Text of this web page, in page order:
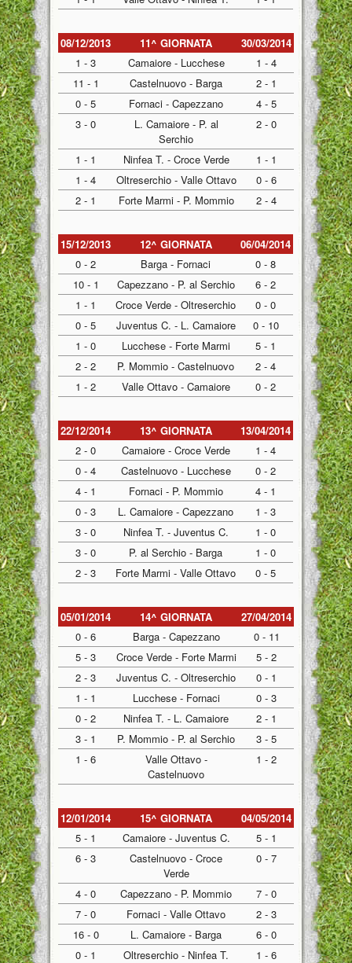
08/12/2013 11^ GIORNATA
30/03/2014
1 - 3
Camaiore - Lucchese
1 - 4
11 - 1
Castelnuovo - Barga
2 - 1
0 - 5
Fornaci - Capezzano
4 - 5
3 - 0
L. Camaiore - P. al
Serchio
2 - 0
1 - 1 Ninfea T. - Croce Verde
1 - 1
1 - 4
Oltreserchio - Valle Ottavo
0 - 6
2 - 1
Forte Marmi - P. Mommio 2 - 4
15/12/2013 12^ GIORNATA
06/04/2014
0 - 2
Barga - Fornaci
0 - 8
10 - 1
Capezzano - P. al Serchio
6 - 2
1 - 1
Croce Verde - Oltreserchio
0 - 0
0 - 5
Juventus C. - L. Camaiore
0 - 10
1 - 0
Lucchese - Forte Marmi
5 - 1
2 - 2
P. Mommio - Castelnuovo
2 - 4
1 - 2
Valle Ottavo - Camaiore 0 - 2
22/12/2014 13^ GIORNATA
13/04/2014
2 - 0
Camaiore - Croce Verde
1 - 4
0 - 4
Castelnuovo - Lucchese
0 - 2
4 - 1
Fornaci - P. Mommio
4 - 1
0 - 3
L. Camaiore - Capezzano
1 - 3
3 - 0
Ninfea T. - Juventus C.
1 - 0
3 - 0
P. al Serchio - Barga
1 - 0
2 - 3
Forte Marmi - Valle Ottavo 0 - 5
05/01/2014 14^ GIORNATA
27/04/2014
0 - 6
Barga - Capezzano
0 - 11
5 - 3
Croce Verde - Forte Marmi
5 - 2
2 - 3
Juventus C. - Oltreserchio
0 - 1
1 - 1
Lucchese - Fornaci
0 - 3
0 - 2
Ninfea T. - L. Camaiore
2 - 1
3 - 1
P. Mommio - P. al Serchio
3 - 5
1 - 6
Valle Ottavo -
Castelnuovo
1 - 2
12/01/2014 15^ GIORNATA
04/05/2014
5 - 1
Camaiore - Juventus C.
5 - 1
6 - 3
Castelnuovo - Croce
Verde
0 - 7
4 - 0 Capezzano - P. Mommio
7 - 0
7 - 0
Fornaci - Valle Ottavo
2 - 3
16 - 0
L. Camaiore - Barga
6 - 0
0 - 1
Oltreserchio - Ninfea T.
1 - 6